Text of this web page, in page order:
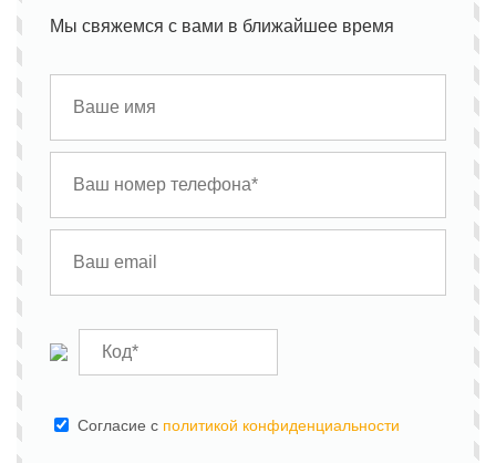
Мы свяжемся с вами в ближайшее время
Cогласие с политикой конфиденциальности